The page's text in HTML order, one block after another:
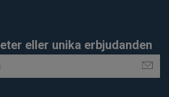
eller unika erbjudanden